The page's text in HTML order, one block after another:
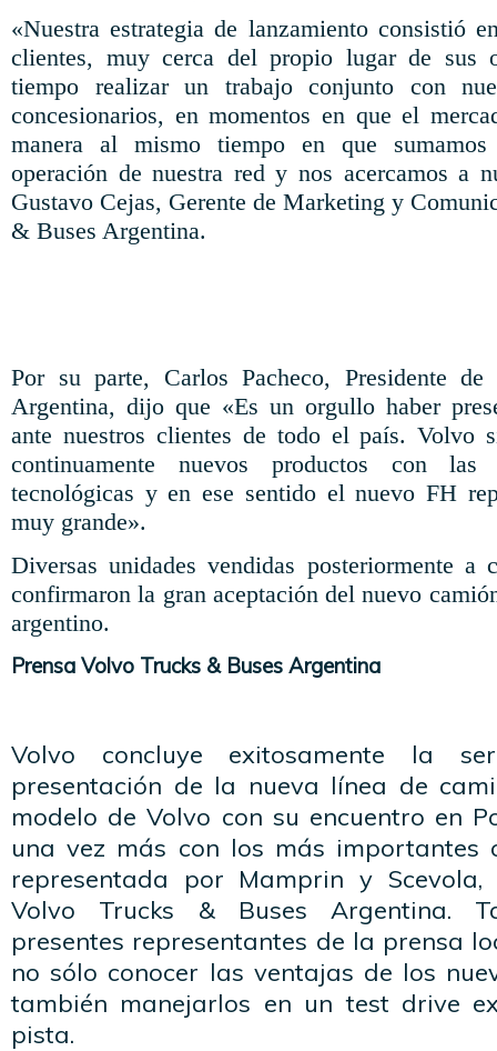
«Nuestra estrategia de lanzamiento consistió
clientes, muy cerca del propio lugar de sus
tiempo realizar un trabajo conjunto con
concesionarios, en momentos en que el
manera al mismo tiempo en que
operación de nuestra red y nos acercamos a
Gustavo Cejas, Gerente de Marketing y
& Buses Argentina.
Por su parte, Carlos Pacheco, Presidente
Argentina, dijo que «Es un orgullo haber
ante nuestros clientes de todo el país. Volvo
continuamente nuevos productos con las
tecnológicas y en ese sentido el nuevo FH
muy grande».
Diversas unidades vendidas posteriormente a
confirmaron la gran aceptación del nuevo
argentino.
Prensa Volvo Trucks & Buses Argentina
Volvo concluye exitosamente la
presentación de la nueva línea de
modelo de Volvo con su encuentro en
una vez más con los más importantes
representada por Mamprin y Scevola,
Volvo Trucks & Buses Argentina.
presentes representantes de la prensa
no sólo conocer las ventajas de los
también manejarlos en un test drive
pista.